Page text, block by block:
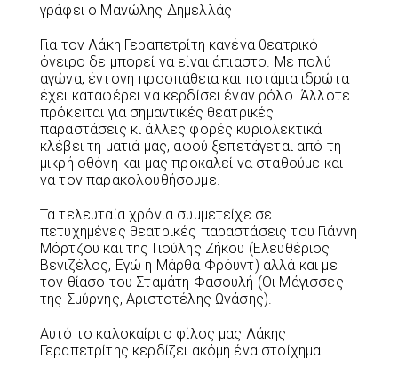
γράφει ο Μανώλης Δημελλάς
Για τον Λάκη Γεραπετρίτη κανένα θεατρικό
όνειρο δε μπορεί να είναι άπιαστο. Με πολύ
αγώνα, έντονη προσπάθεια και ποτάμια ιδρώτα
έχει καταφέρει να κερδίσει έναν ρόλο. Άλλοτε
πρόκειται για σημαντικές θεατρικές
παραστάσεις κι άλλες φορές κυριολεκτικά
κλέβει τη ματιά μας, αφού ξεπετάγεται από τη
μικρή οθόνη και μας προκαλεί να σταθούμε και
να τον παρακολουθήσουμε.
Τα τελευταία χρόνια συμμετείχε σε
πετυχημένες θεατρικές παραστάσεις του Γιάννη
Μόρτζου και της Γιούλης Ζήκου (Ελευθέριος
Βενιζέλος, Εγώ η Μάρθα Φρόυντ) αλλά και με
τον θίασο του Σταμάτη Φασουλή (Οι Μάγισσες
της Σμύρνης, Αριστοτέλης Ωνάσης).
Αυτό το καλοκαίρι ο φίλος μας Λάκης
Γεραπετρίτης κερδίζει ακόμη ένα στοίχημα!